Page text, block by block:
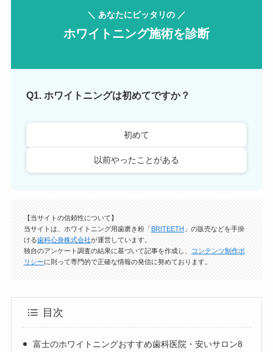
＼ あなたにピッタリの ／
ホワイトニング施術を診断
Q1. ホワイトニングは初めてですか？
初めて
以前やったことがある
【当サイトの信頼性について】
当サイトは、ホワイトニング用歯磨き粉「BRITEETH 」の販売などを手掛
ける歯科心身株式会社が運営しています。
独自のアンケート調査の結果に基づいて記事を作成し、 コンテンツ制作ポ
リシーに則って専門的で正確な情報の発信に努めております。
目次
富士のホワイトニングおすすめ歯科医院・安いサロン8